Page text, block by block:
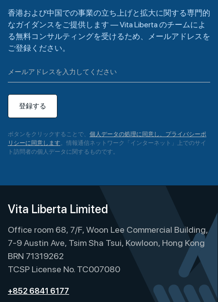
香港および中国での事業の立ち上げと拡大に関する専門的
なガイダンスをご提供します — Vita Liberta のチームによ
る無料コンサルティングを受けるため、メールアドレスを
ご登録ください。
登録する
ボタンをクリックすることで、 個人データの処理に同意し、プライバシーポ
リシーに同意します。情報通信ネットワーク「インターネット」上でのサイ
ト訪問者の個人データに関するものです。
l
e
n
a
t
i
e
Vita Liberta Limited
Office room 68, 7/F, Woon Lee Commercial Building,
7-9 Austin Ave, Tsim Sha Tsui, Kowloon, Hong Kong
BRN 71319262
TCSP License No. TC007080
+852 6841 6177